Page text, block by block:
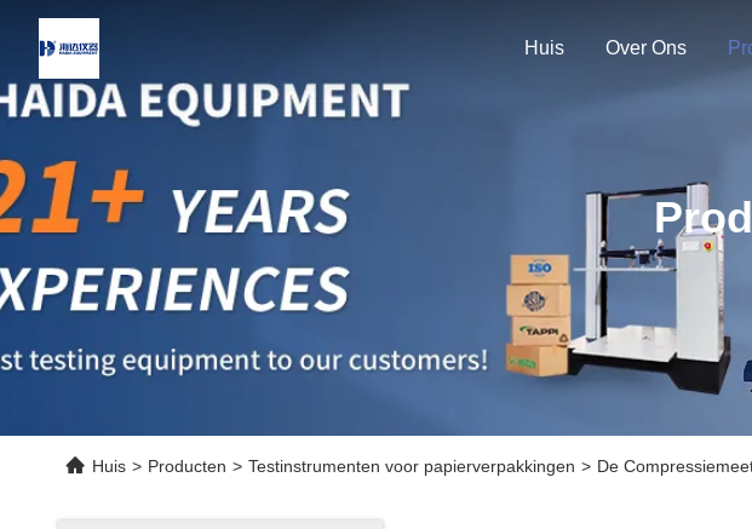
Huis Over Ons
Huis > Producten > Testinstrumenten voor papierverpakkingen > De